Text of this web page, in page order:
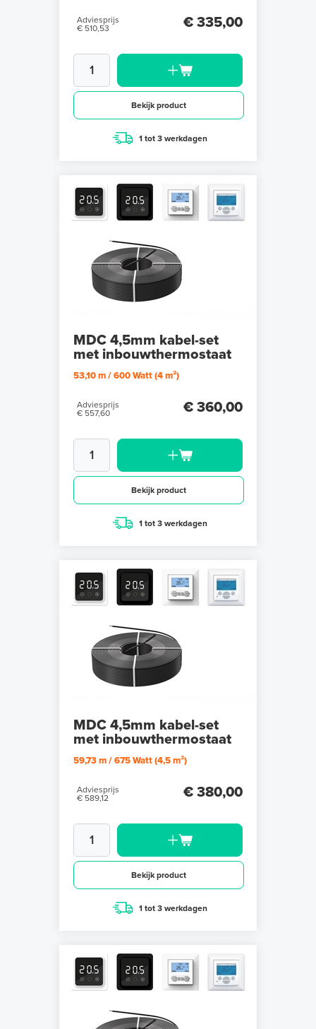
Adviesprijs
€ 510,53
€ 335,00
Bekijk product
1 tot 3 werkdagen
MDC 4,5mm kabel-set
met inbouwthermostaat
53,10 m / 600 Watt (4 m²)
Adviesprijs
€ 557,60
€ 360,00
Bekijk product
1 tot 3 werkdagen
MDC 4,5mm kabel-set
met inbouwthermostaat
59,73 m / 675 Watt (4,5 m²)
Adviesprijs
€ 589,12
€ 380,00
Bekijk product
1 tot 3 werkdagen